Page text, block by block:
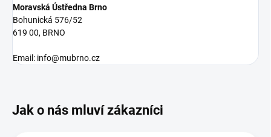
Moravská Ústředna Brno
Bohunická 576/52
619 00, BRNO
Email: info@mubrno.cz